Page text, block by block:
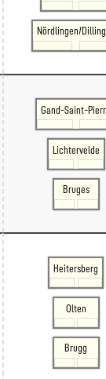
Nördlingen/
Gand-Saint-
Lichtervelde
Bruges
Heitersberg
Olten
Brugg